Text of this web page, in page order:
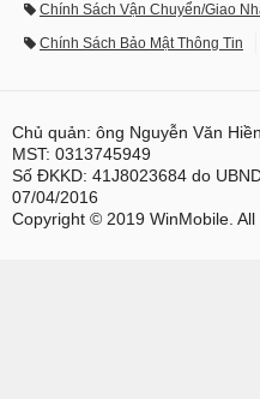
Chính Sách Vận Chuyển/Giao
Chính Sách Bảo Mật Thông Tin
Chủ quản: ông Nguyễn Văn Hiền
MST: 0313745949
Số ĐKKD: 41J8023684 do
07/04/2016
Copyright © 2019 WinMobile.